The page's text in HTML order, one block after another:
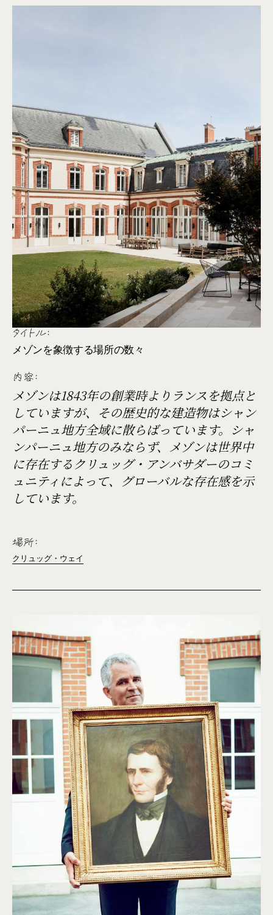
タイトル:
メゾンを象徴する場所の数々
内容:
メゾンは1843年の創業時よりランスを拠点と
していますが、その歴史的な建造物はシャン
パーニュ地方全域に散らばっています。シャ
ンパーニュ地方のみならず、メゾンは世界中
に存在するクリュッグ・アンバサダーのコミ
ュニティによって、グローバルな存在感を示
しています。
場所:
クリュッグ・ウェイ